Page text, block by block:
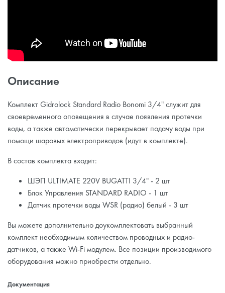
Описание
Комплект Gidrоlock Standard Radio Bonomi 3/4" служит для
своевременного оповещения в случае появления протечки
воды, а также автоматически перекрывает подачу воды при
помощи шаровых электроприводов (идут в комплекте).
В состав комплекта входит:
ШЭП ULTIMATE 220V BUGATTI 3/4" - 2 шт
Блок Управления STANDARD RADIO - 1 шт
Датчик протечки воды WSR (радио) белый - 3 шт
Вы можете дополнительно доукомплектовать выбранный
комплект необходимым количеством проводных и радио-
датчиков, а также Wi-Fi модулем. Все позиции производимого
оборудования можно приобрести отдельно.
Документация